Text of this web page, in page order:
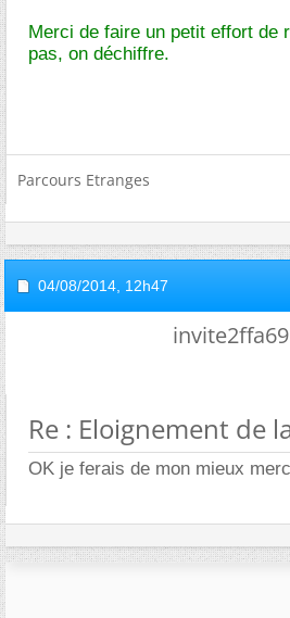
Merci de faire un petit effort de
pas, on déchiffre.
Parcours Etranges
04/08/2014, 12h47
Re : Eloignement de
OK je ferais de mon mieux